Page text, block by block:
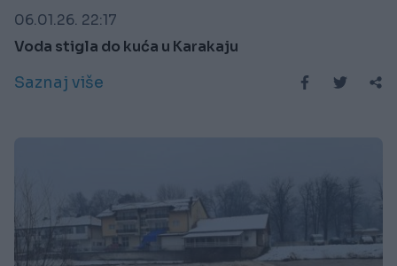
06.01.26. 22:17
Voda stigla do kuća u Karakaju
Saznaj više